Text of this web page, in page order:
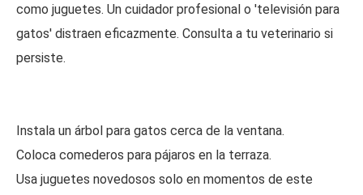
como juguetes. Un cuidador profesional o 'televisión para
gatos' distraen eficazmente. Consulta a tu veterinario si
persiste.
Instala un árbol para gatos cerca de la ventana.
Coloca comederos para pájaros en la terraza.
Usa juguetes novedosos solo en momentos de este